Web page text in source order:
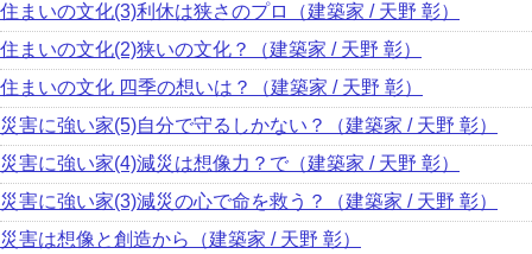
住まいの文化(3)利休は狭さのプロ（建築家 / 天野 彰）
住まいの文化(2)狭いの文化？（建築家 / 天野 彰）
住まいの文化 四季の想いは？（建築家 / 天野 彰）
災害に強い家(5)自分で守るしかない？（建築家 / 天野 彰）
災害に強い家(4)減災は想像力？で（建築家 / 天野 彰）
災害に強い家(3)減災の心で命を救う？（建築家 / 天野 彰）
災害は想像と創造から（建築家 / 天野 彰）